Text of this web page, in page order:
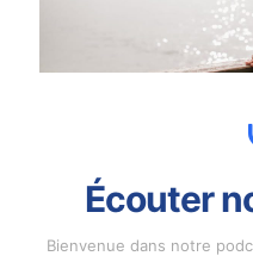
Écouter
Bienvenue dans notre